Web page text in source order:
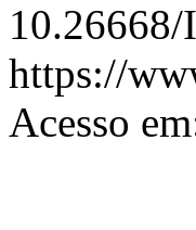
https://
Acesso